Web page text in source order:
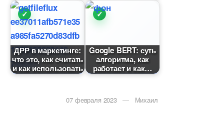
ДРР в маркетинге:
что это, как считать
и как использовать
Google BERT: суть
алгоритма, как
работает и как
07 февраля 2023 — Михаил